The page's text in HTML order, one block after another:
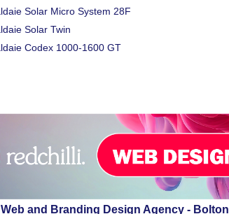
Solar Micro System 28F
Solar Twin
Codex 1000-1600 GT
Web and Branding Design Agency -